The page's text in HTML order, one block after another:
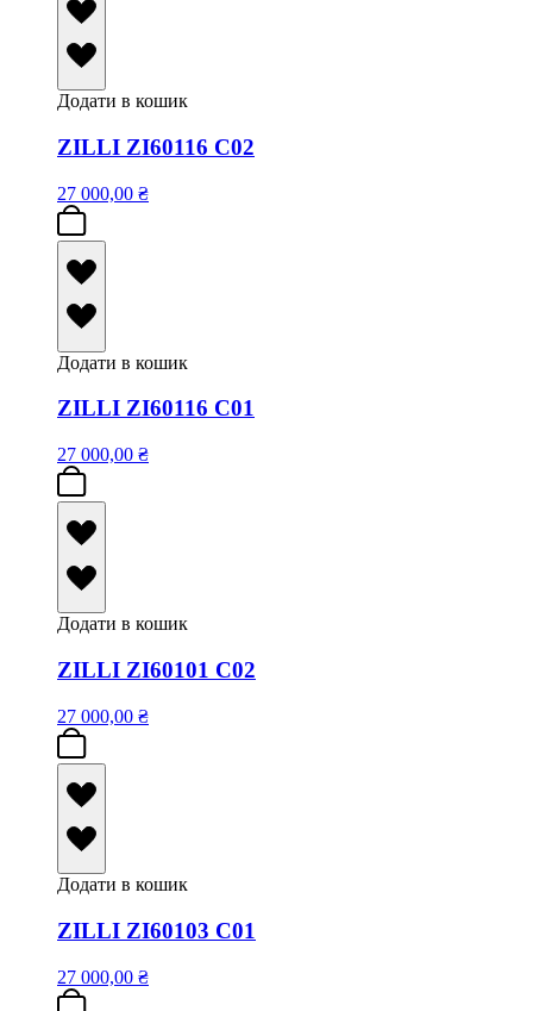
Додати в кошик
ZILLI ZI60116 C02
27 000,00 ₴
Додати в кошик
ZILLI ZI60116 C01
27 000,00 ₴
Додати в кошик
ZILLI ZI60101 C02
27 000,00 ₴
Додати в кошик
ZILLI ZI60103 C01
27 000,00 ₴